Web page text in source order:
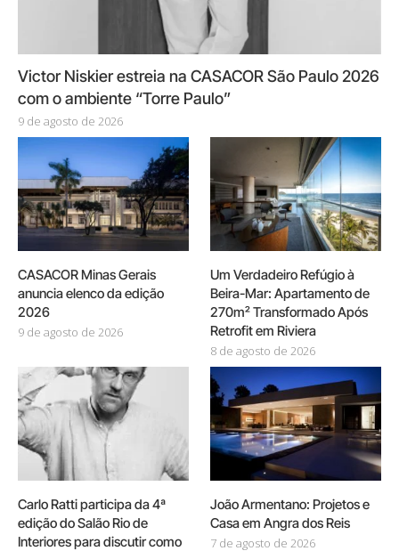
Victor Niskier estreia na CASACOR São Paulo 2026
com o ambiente “Torre Paulo”
9 de agosto de 2026
CASACOR Minas Gerais
anuncia elenco da edição
2026
9 de agosto de 2026
Um Verdadeiro Refúgio à
Beira-Mar: Apartamento de
270m² Transformado Após
Retrofit em Riviera
8 de agosto de 2026
Carlo Ratti participa da 4ª
edição do Salão Rio de
Interiores para discutir como
João Armentano: Projetos e
Casa em Angra dos Reis
7 de agosto de 2026